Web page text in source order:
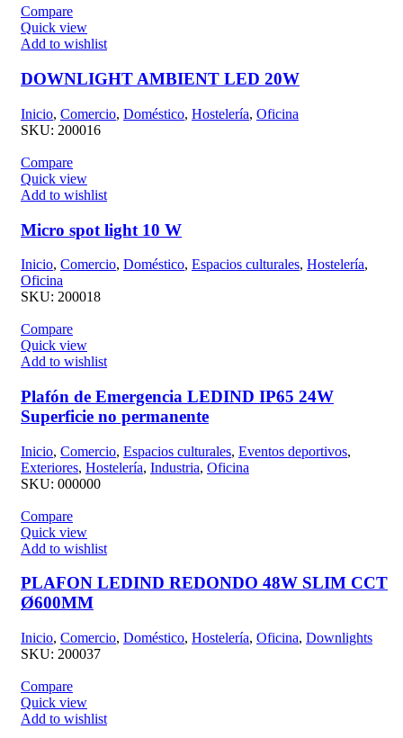
Compare
Quick view
Add to wishlist
DOWNLIGHT AMBIENT LED 20W
Inicio, Comercio, Doméstico, Hostelería, Oficina
SKU: 200016
Compare
Quick view
Add to wishlist
Micro spot light 10 W
Inicio, Comercio, Doméstico, Espacios culturales, Hostelería,
Oficina
SKU: 200018
Compare
Quick view
Add to wishlist
Plafón de Emergencia LEDIND IP65 24W
Superficie no permanente
Inicio, Comercio, Espacios culturales, Eventos deportivos,
Exteriores, Hostelería, Industria, Oficina
SKU: 000000
Compare
Quick view
Add to wishlist
PLAFON LEDIND REDONDO 48W SLIM CCT
Ø600MM
Inicio, Comercio, Doméstico, Hostelería, Oficina, Downlights
SKU: 200037
Compare
Quick view
Add to wishlist